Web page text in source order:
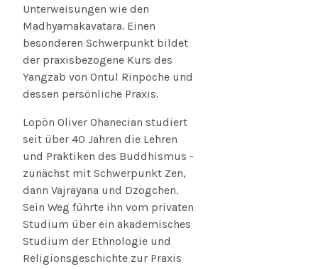
Unterweisungen wie den
Madhyamakavatara. Einen
besonderen Schwerpunkt bildet
der praxisbezogene Kurs des
Yangzab von Ontul Rinpoche und
dessen persönliche Praxis.
Lopön Oliver Ohanecian studiert
seit über 40 Jahren die Lehren
und Praktiken des Buddhismus -
zunächst mit Schwerpunkt Zen,
dann Vajrayana und Dzogchen.
Sein Weg führte ihn vom privaten
Studium über ein akademisches
Studium der Ethnologie und
Religionsgeschichte zur Praxis